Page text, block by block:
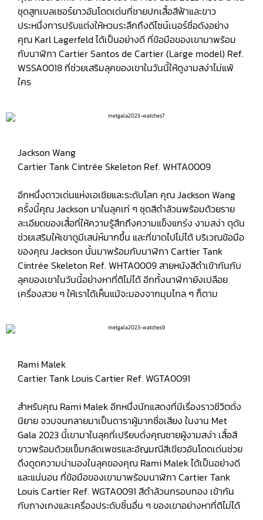
ชุดสูทเบลเซอร์ยาวอันโดดเด่นที่ชายปกเสื้อสีฟ้าและขาว
ประหนึ่งการปรับแต่งให้หวนระลึกถึงดีไซน์เนอร์ชื่อดังอย่าง
คุณ Karl Lagerfeld ได้เป็นอย่างดี ที่ข้อมือของเขามาพร้อม
กับนาฬิกา Cartier Santos de Cartier (Large model) Ref.
WSSA0018 ที่ช่วยเสริมลุคของเขาในวันนี้ให้ดูงามสง่าไม่แพ้
ใคร
Jackson Wang
Cartier Tank Cintrée Skeleton Ref. WHTA0009
อีกหนึ่งดาวเด่นแห่งเอเชียและระดับโลก คุณ Jackson Wang
ครั้งนี้คุณ Jackson มาในลุคเท่ ๆ ชุดสีดำล้วนพร้อมด้วยราย
ละเอียดของเสื้อที่ให้ความรู้สึกถึงความแข็งแกร่ง งามสง่า ดุดัน
ช่วยเสริมให้เขาดูมีเสน่ห์มากขึ้น และที่ขาดไปไม่ได้ บริเวณข้อมือ
ของคุณ Jackson นั้นมาพร้อมกับนาฬิกา Cartier Tank
Cintrée Skeleton Ref. WHTA0009 สายหนังสีดำเข้ากันกับ
ลุคของเขาในวันนี้อย่างหาที่ติไม่ได้ อีกทั้งนาฬิกายังเปลือย
เครื่องสวย ๆ ให้เราได้เห็นแม้จะมองจากมุมไกล ๆ ก็ตาม
Rami Malek
Cartier Tank Louis Cartier Ref. WGTA0091
สำหรับคุณ Rami Malek อีกหนึ่งนักแสดงที่มีเรื่องราวชีวิตดั่ง
นิยาย จวบจนกลายมาเป็นดาราผู้มากชื่อเสียง ในงาน Met
Gala 2023 นี้เขามาในลุคที่เปรียบดั่งคุณชายผู้งามสง่า เสื้อสี
ขาวพร้อมด้วยเข็มกลัดเพชรและอัญมณีสีเขียวอันโดดเด่นช่วย
ดึงดูดความน่ามองในลุคของคุณ Rami Malek ได้เป็นอย่างดี
และแน่นอน ที่ข้อมือของเขามาพร้อมนาฬิกา Cartier Tank
Louis Cartier Ref. WGTA0091 สีดำล้วนกรอบทอง เข้ากัน
กับกางเกงและเครื่องประดับชิ้นอื่น ๆ ของเขาอย่างหาที่ติไม่ได้